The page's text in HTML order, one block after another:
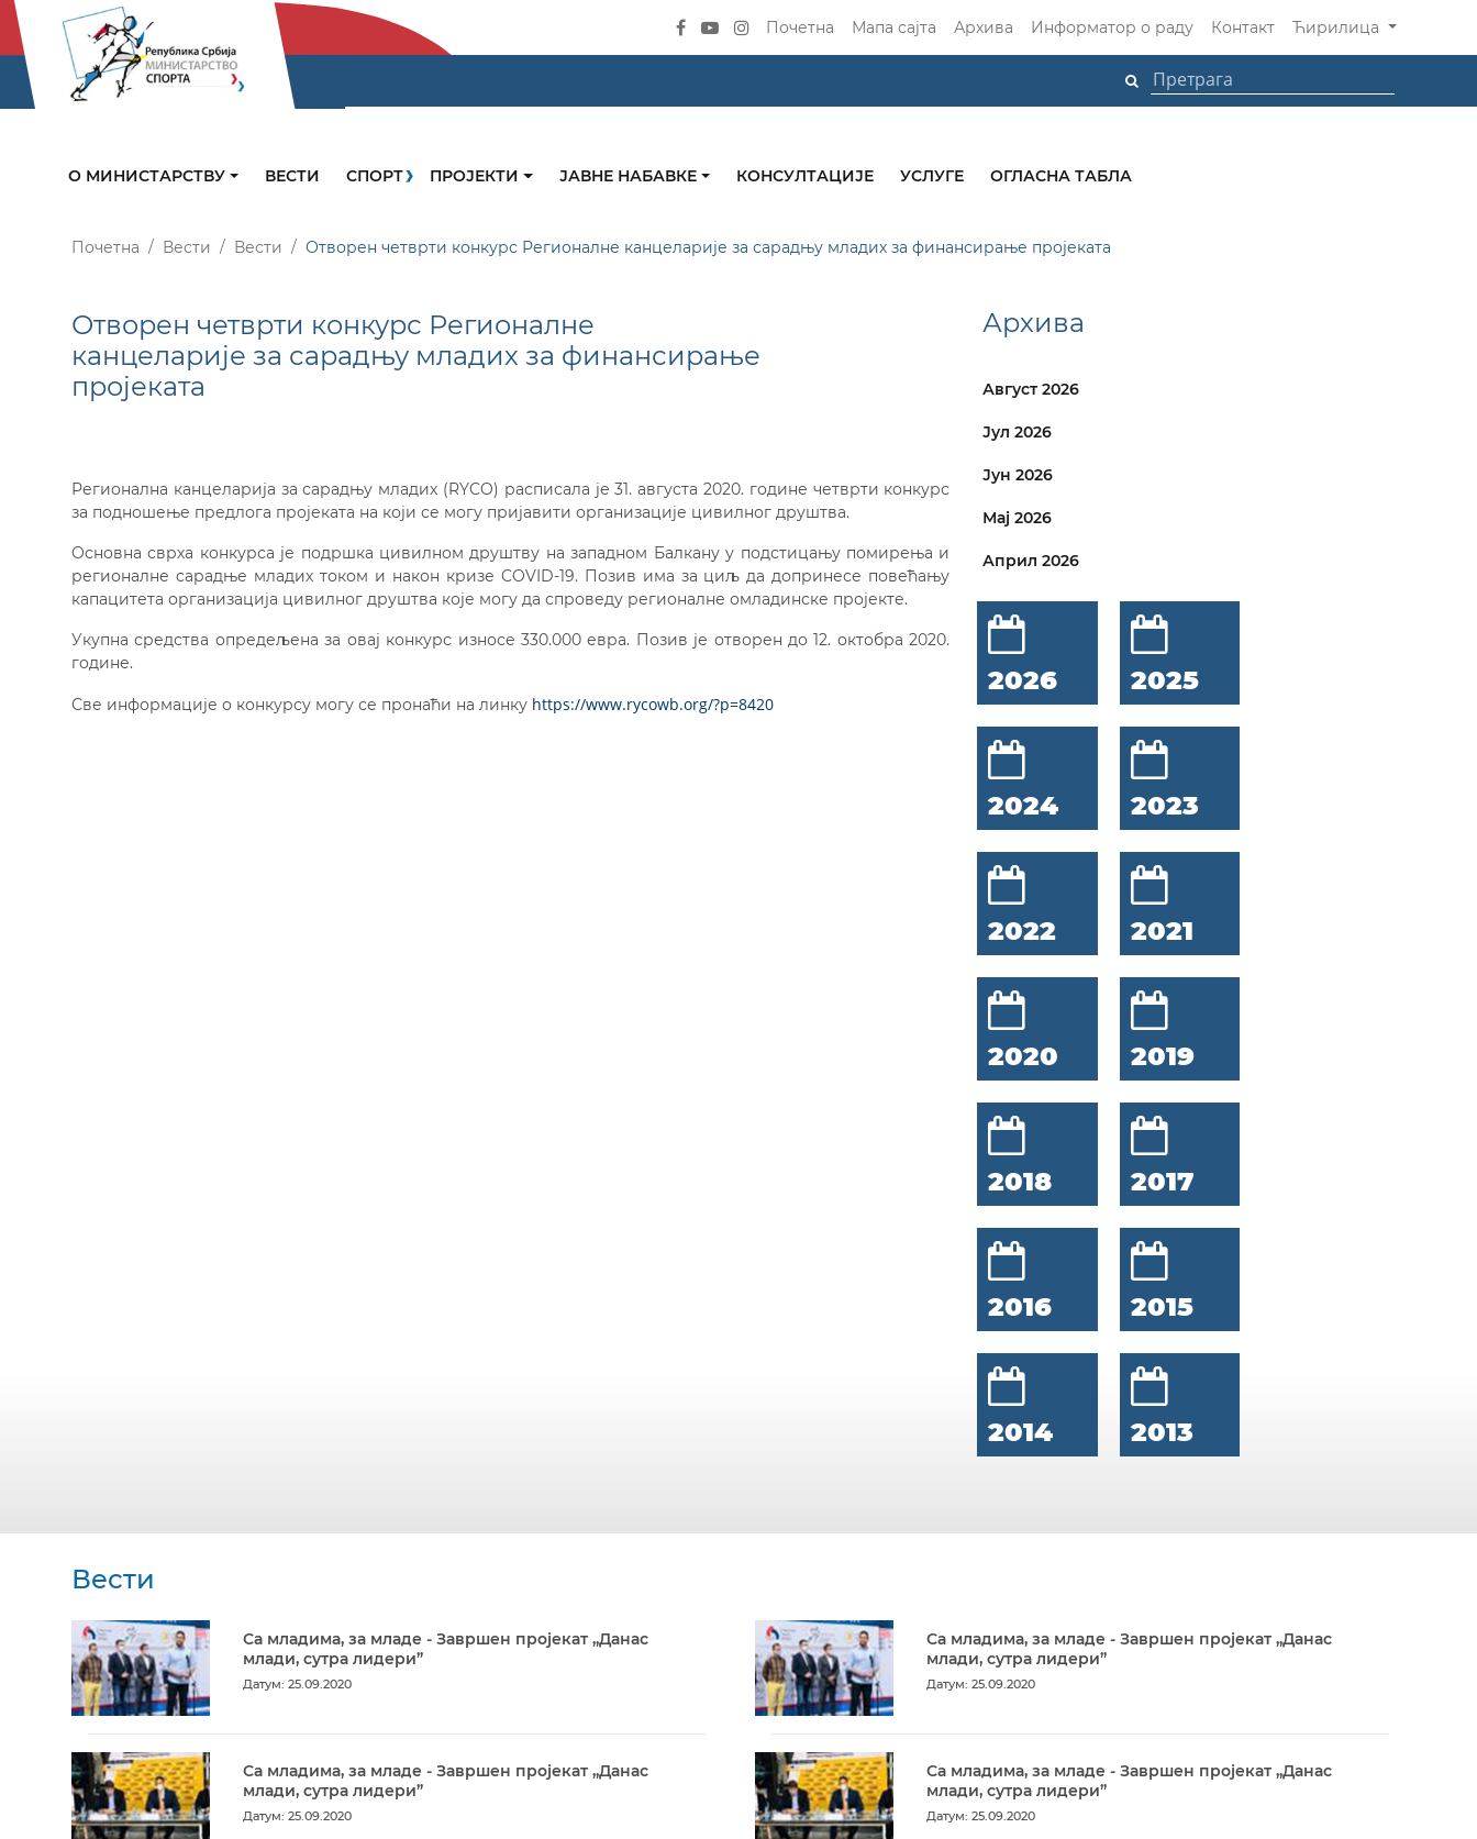
Почетна Мапа сајта Архива Информатор о раду Контакт Ћирилица
О МИНИСТАРСТВУ ВЕСТИ СПОРТ ПРОЈЕКТИ ЈАВНЕ НАБАВКЕ КОНСУЛТАЦИЈЕ УСЛУГЕ ОГЛАСНА ТАБЛА
Почетна Вести Вести Отворен четврти конкурс Регионалне канцеларије за сарадњу младих за финансирање пројеката
Отворен четврти конкурс Регионалне
канцеларије за сарадњу младих за финансирање
пројеката
Регионална канцеларија за сарадњу младих (RYCO) расписала је 31. августа 2020. године четврти конкурс
за подношење предлога пројеката на који се могу пријавити организације цивилног друштва.
Основна сврха конкурса је подршка цивилном друштву на западном Балкану у подстицању помирења и
регионалне сарадње младих током и након кризе COVID-19. Позив има за циљ да допринесе повећању
капацитета организација цивилног друштва које могу да спроведу регионалне омладинске пројекте.
Укупна средства опредељена за овај конкурс износе 330.000 евра. Позив је отворен до 12. октобра 2020.
године.
Све информације о конкурсу могу се пронаћи на линку https://www.rycowb.org/?p=8420
Архива
Август 2026
Јул 2026
Јун 2026
Мај 2026
Април 2026
2026 2025
2024 2023
2022 2021
2020 2019
2018 2017
2016 2015
2014 2013
Вести
Са младима, за младе - Завршен пројекат „Данас
млади, сутра лидери”
Датум: 25.09.2020
Са младима, за младе - Завршен пројекат „Данас
млади, сутра лидери”
Датум: 25.09.2020
Са младима, за младе - Завршен пројекат „Данас
млади, сутра лидери”
Датум: 25.09.2020
Са младима, за младе - Завршен пројекат „Данас
млади, сутра лидери”
Датум: 25.09.2020